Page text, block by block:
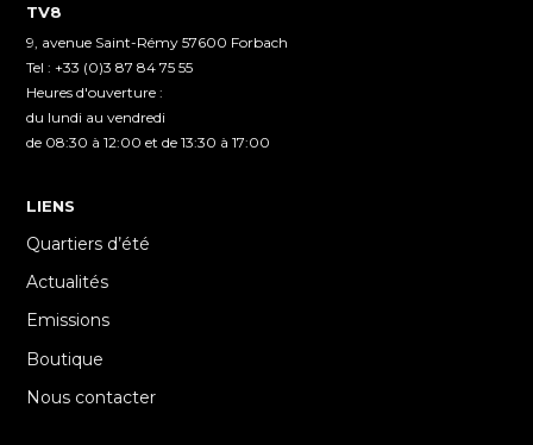
TV8
9, avenue Saint-Rémy 57600 Forbach
Tel : +33 (0)3 87 84 75 55
Heures d'ouverture :
du lundi au vendredi
de 08:30 à 12:00 et de 13:30 à 17:00
LIENS
Quartiers d’été
Actualités
Emissions
Boutique
Nous contacter